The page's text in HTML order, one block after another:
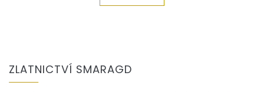
ZLATNICTVÍ SMARAGD